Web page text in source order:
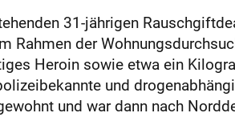
31-jährigen
Rahmen der
Heroin sowie etwa ein
und
und war dann nach